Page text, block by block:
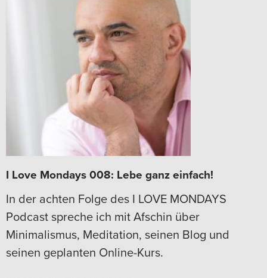
I Love Mondays 008: Lebe ganz einfach!
In der achten Folge des I LOVE MONDAYS
Podcast spreche ich mit Afschin über
Minimalismus, Meditation, seinen Blog und
seinen geplanten Online-Kurs.